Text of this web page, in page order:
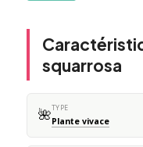
squarrosa
🌺TYPE
Plante vivace